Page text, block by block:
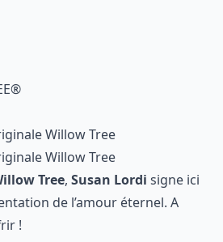
Willow Tree
Willow Tree
Tree, Susan Lordi signe ici
de l’amour éternel. A
!